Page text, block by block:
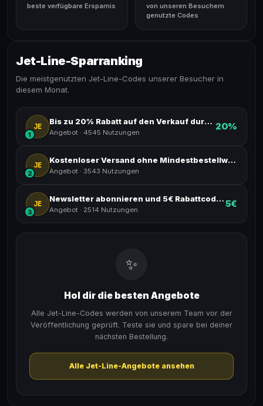
beste verfügbare Ersparnis
von unseren Besuchern
genutzte Codes
Jet-Line-Sparranking
Die meistgenutzten Jet-Line-Codes unserer Besucher in
diesem Monat.
JE
1
Bis zu 20% Rabatt auf den Verkauf durch Sammeln von Bonuspunkten
Angebot · 4545 Nutzungen
20%
JE
2
Kostenloser Versand ohne Mindestbestellwert
Angebot · 3543 Nutzungen
JE
3
Newsletter abonnieren und 5€ Rabattcode sichern
Angebot · 2514 Nutzungen
5€
✨
Hol dir die besten Angebote
Alle Jet-Line-Codes werden von unserem Team vor der
Veröffentlichung geprüft. Teste sie und spare bei deiner
nächsten Bestellung.
Alle Jet-Line-Angebote ansehen